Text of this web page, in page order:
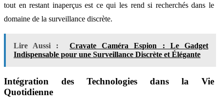
tout en restant inaperçus est ce qui les rend si recherchés dans le
domaine de la surveillance discrète.
Lire Aussi :
Cravate Caméra Espion : Le Gadget
Indispensable pour une Surveillance Discrète et Élégante
Intégration des Technologies dans la Vie
Quotidienne